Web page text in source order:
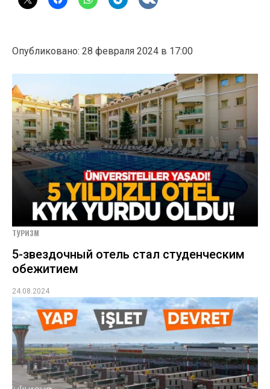
Опубликовано: 28 февраля 2024 в 17:00
ТУРИЗМ
5-звездочный отель стал студенческим
обежитием
24.08.2024